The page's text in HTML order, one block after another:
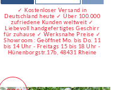
✓ Kostenloser Versand in
Deutschland heute ✓ Über 100.000
zufriedene Kunden weltweit ✓
Liebevoll handgefertigtes Geschirr
für zuhause ✓ Werksnahe Preise ✓
Showroom : Geöffnet Mo. bis Do. 11
bis 14 Uhr - Freitags 15 bis 18 Uhr -
Hünenborgstr.17b, 48431 Rheine